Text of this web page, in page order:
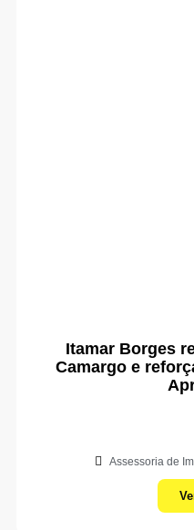
Itamar Borges
Camargo e
Assessoria de